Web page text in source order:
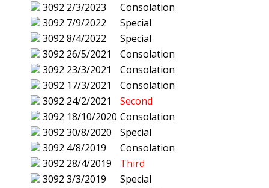
3092 2/3/2023
Consolation
3092 7/9/2022
Special
3092 8/4/2022
Special
3092 26/5/2021
Consolation
3092 23/3/2021
Consolation
3092 17/3/2021
Consolation
3092 24/2/2021
Second
3092 18/10/2020 Consolation
3092 30/8/2020
Special
3092 4/8/2019
Consolation
3092 28/4/2019
Third
3092 3/3/2019
Special